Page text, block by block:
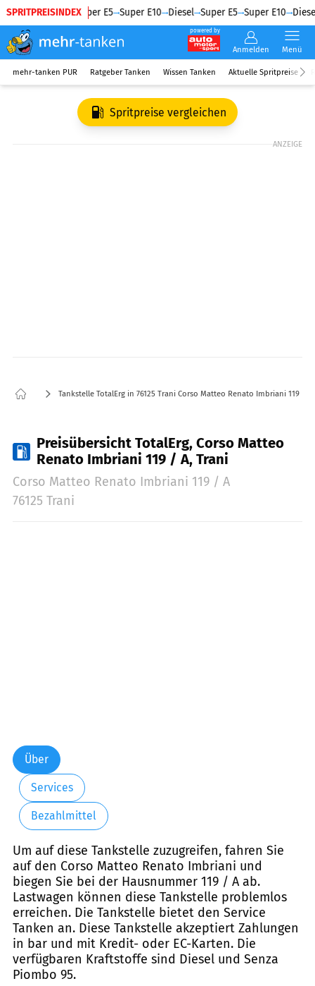
SPRITPREISINDEX
Diesel Super E5 Super E10 Diesel Super E5 Super E10 Diesel
powered by
Anmelden Menü
mehr-tanken PUR Ratgeber Tanken Wissen Tanken Aktuelle Spritpreise
Spritpreise vergleichen
ANZEIGE
Tankstelle TotalErg in 76125 Trani Corso Matteo Renato Imbriani 119 / A
Preisübersicht TotalErg, Corso Matteo
Renato Imbriani 119 / A, Trani
Corso Matteo Renato Imbriani 119 / A
76125 Trani
Über
Services
Bezahlmittel
Um auf diese Tankstelle zuzugreifen, fahren Sie
auf den Corso Matteo Renato Imbriani und
biegen Sie bei der Hausnummer 119 / A ab.
Lastwagen können diese Tankstelle problemlos
erreichen. Die Tankstelle bietet den Service
Tanken an. Diese Tankstelle akzeptiert Zahlungen
in bar und mit Kredit- oder EC-Karten. Die
verfügbaren Kraftstoffe sind Diesel und Senza
Piombo 95.